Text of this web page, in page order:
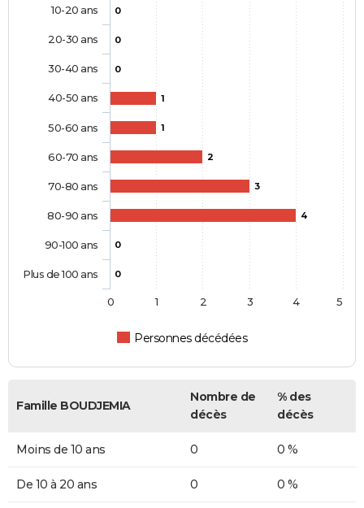
0
0
0
1
1
2
3
4
0
0
Personnes décédées
10-20 ans
20-30 ans
30-40 ans
40-50 ans
50-60 ans
60-70 ans
70-80 ans
80-90 ans
90-100 ans
Plus de 100 ans
0 1 2 3 4 5
Famille BOUDJEMIA
Nombre de
décès
% des
décès
Moins de 10 ans 0 0 %
De 10 à 20 ans 0 0 %